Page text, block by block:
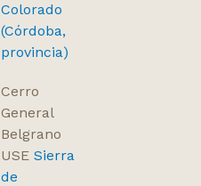
Colorado
(Córdoba,
provincia)
Cerro
General
Belgrano
USE Sierra
de